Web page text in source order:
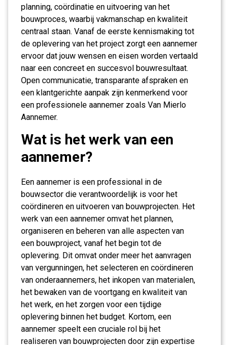
planning, coördinatie en uitvoering van het
bouwproces, waarbij vakmanschap en kwaliteit
centraal staan. Vanaf de eerste kennismaking tot
de oplevering van het project zorgt een aannemer
ervoor dat jouw wensen en eisen worden vertaald
naar een concreet en succesvol bouwresultaat.
Open communicatie, transparante afspraken en
een klantgerichte aanpak zijn kenmerkend voor
een professionele aannemer zoals Van Mierlo
Aannemer.
Wat is het werk van een
aannemer?
Een aannemer is een professional in de
bouwsector die verantwoordelijk is voor het
coördineren en uitvoeren van bouwprojecten. Het
werk van een aannemer omvat het plannen,
organiseren en beheren van alle aspecten van
een bouwproject, vanaf het begin tot de
oplevering. Dit omvat onder meer het aanvragen
van vergunningen, het selecteren en coördineren
van onderaannemers, het inkopen van materialen,
het bewaken van de voortgang en kwaliteit van
het werk, en het zorgen voor een tijdige
oplevering binnen het budget. Kortom, een
aannemer speelt een cruciale rol bij het
realiseren van bouwprojecten door zijn expertise